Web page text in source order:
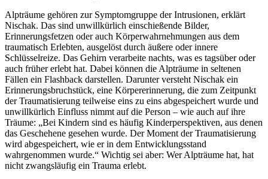
Alpträume gehören zur Symptomgruppe der Intrusionen, erklärt
Nischak. Das sind unwillkürlich einschießende Bilder,
Erinnerungsfetzen oder auch Körperwahrnehmungen aus dem
traumatisch Erlebten, ausgelöst durch äußere oder innere
Schlüsselreize. Das Gehirn verarbeite nachts, was es tagsüber oder
auch früher erlebt hat. Dabei können die Alpträume in seltenen
Fällen ein Flashback darstellen. Darunter versteht Nischak ein
Erinnerungsbruchstück, eine Körpererinnerung, die zum Zeitpunkt
der Traumatisierung teilweise eins zu eins abgespeichert wurde und
unwillkürlich Einfluss nimmt auf die Person – wie auch auf ihre
Träume: „Bei Kindern sind es häufig Kinderperspektiven, aus denen
das Geschehene gesehen wurde. Der Moment der Traumatisierung
wird abgespeichert, wie er in dem Entwicklungsstand
wahrgenommen wurde.“ Wichtig sei aber: Wer Alpträume hat, hat
nicht zwangsläufig ein Trauma erlebt.